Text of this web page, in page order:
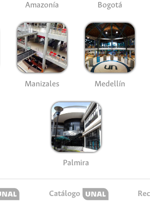
Amazonía Bogotá
Manizales Medellín
Palmira
Catálogo